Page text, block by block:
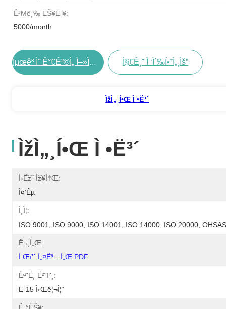
Ê³µê¸‰ ËŠ¥ë ¥:
5000/month
Ìµœê³ Ì˜ Ê°€ê²©ì„ Ì–»ìœ¼ì‹­ì‹œì˜¤ Ì§€ê¸ˆ Ì ‘ì´‰í•˜ì„¸ìš”
Ìžì„¸í•œ Ì •ë³´
Ìžì„¸í•œ Ì •ë³´
Ì›ëž˜ Ìž¥ì†Œ:
Ì¤‘êµ­
Ì¸ì¦:
ISO 9001, ISO 9000, ISO 14001, ISO 14000, ISO 20000,
Ë¬¸ì„œ:
Ì Œí’ˆ Ì„¤ëª…ì„œ PDF
Ëª¨ë¸ Ë²ˆí˜¸:
E-15 Ì‹œë¦¬ì¦ˆ